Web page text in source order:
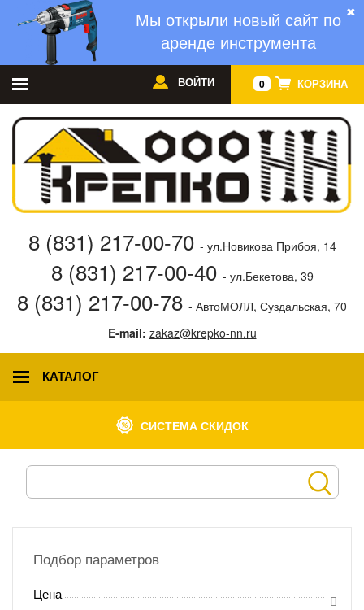
✖
Мы открыли новый сайт по
аренде инструмента
0 КОРЗИНА
ВОЙТИ
8 (831) 217-00-70 - ул.Новикова Прибоя, 14
8 (831) 217-00-40 - ул.Бекетова, 39
8 (831) 217-00-78 - АвтоМОЛЛ, Суздальская, 70
E-mail: zakaz@krepko-nn.ru
КАТАЛОГ
СИСТЕМА СКИДОК
Подбор параметров
Цена